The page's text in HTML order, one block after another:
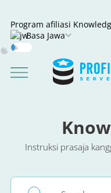
Program afiliasi
Basa Jawa
Mode
Instruksi prasaja